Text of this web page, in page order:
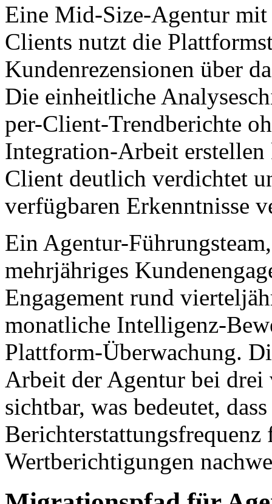
Eine Mid-Size-Agentur
Clients nutzt die
Kundenrezensionen über
Die einheitliche
per-Client-Trendberichte
Integration-Arbeit
Client deutlich verdichtet
verfügbaren Erkenntnisse
Ein Agentur-
mehrjähriges
Engagement rund
monatliche Intelligenz-
Plattform-Überwachung.
Arbeit der Agentur bei drei
sichtbar, was bedeutet,
Berichterstattungsfrequenz
Wertberichtigungen